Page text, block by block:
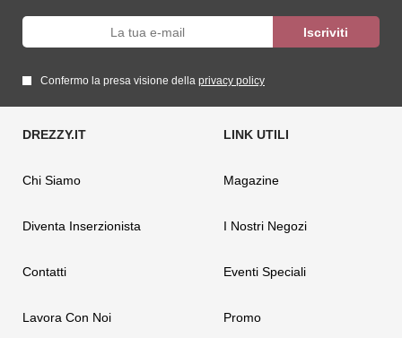
Confermo la presa visione della privacy policy
Chi Siamo
Diventa Inserzionista
Contatti
Lavora Con Noi
Magazine
I Nostri Negozi
Eventi Speciali
Promo